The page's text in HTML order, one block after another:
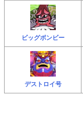
ビッグボンビー
デストロイ号